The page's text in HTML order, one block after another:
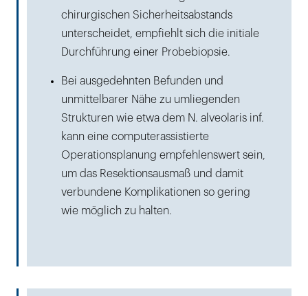
chirurgischen Sicherheits­abstands
unterscheidet, empfiehlt sich die initiale
Durchführung einer Probebiopsie.
Bei ausgedehnten Befunden und
unmittelbarer Nähe zu umliegenden
Strukturen wie etwa dem N. alveolaris inf.
kann eine computerassistierte
Operationsplanung empfehlenswert sein,
um das Resektionsausmaß und damit
verbundene Komplikationen so gering
wie möglich zu halten.